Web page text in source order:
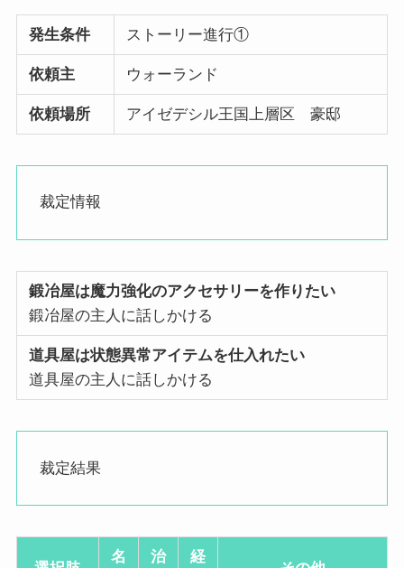
発生条件 ストーリー進行①
依頼主 ウォーランド
依頼場所 アイゼデシル王国上層区 豪邸
裁定情報
鍛冶屋は魔力強化のアクセサリーを作りたい
鍛冶屋の主人に話しかける
道具屋は状態異常アイテムを仕入れたい
道具屋の主人に話しかける
裁定結果
名 治 経